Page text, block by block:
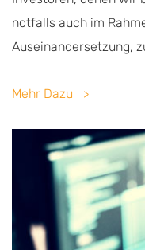
notfalls auch im
Auseinandersetzung,
Mehr Dazu